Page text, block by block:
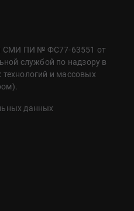
СМИ ПИ № ФС77-63551 от
службой по надзору в
и массовых
данных